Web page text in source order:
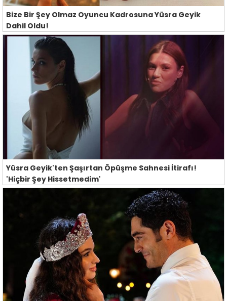
Bize Bir Şey Olmaz Oyuncu Kadrosuna Yüsra Geyik
Dahil Oldu!
Yüsra Geyik'ten Şaşırtan Öpüşme Sahnesi İtirafı!
'Hiçbir Şey Hissetmedim'